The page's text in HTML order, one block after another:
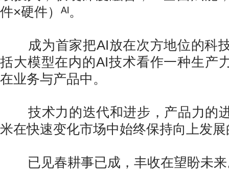
件×硬件）ᴬᴵ。
成为首家把AI放在次方地位的科
括大模型在内的AI技术看作一种生产
在业务与产品中。
技术力的迭代和进步，产品力的
米在快速变化市场中始终保持向上发
已见春耕事已成，丰收在望盼未来